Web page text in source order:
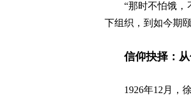
“那时不怕饿，
下组织，到如今期
信仰抉择：
1926年12月，